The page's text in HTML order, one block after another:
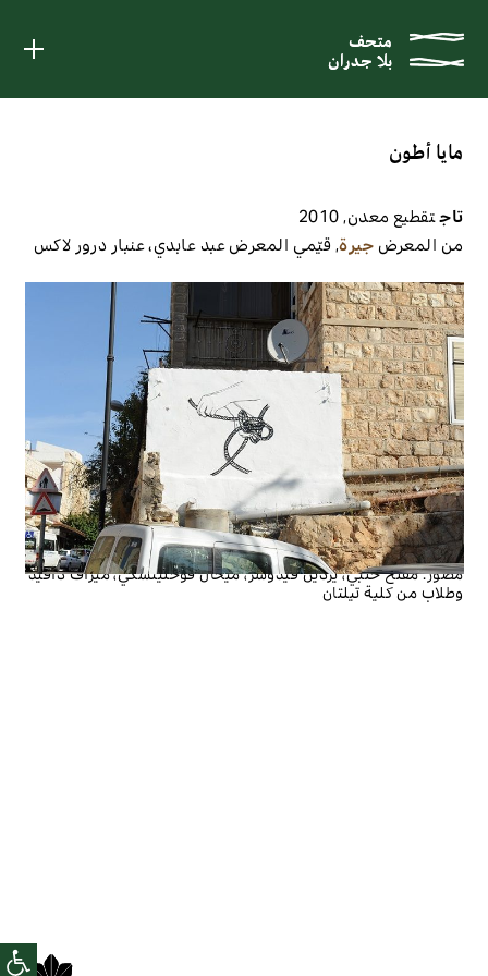
متحف
بلا جدران
متحف
بلا جدران
مايا أطون
تاجتقطيع معدن,
2010
من المعرضجيرة,قيّمي المعرضعبد عابدي، عنبار درور لاكس
مصور:مُفلح حلبي، يردين فيدوسر، ميخال فوحليتسكي، ميراف دافيد
وطلاب من كلية تيلتان